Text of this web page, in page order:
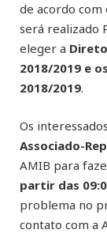
de acordo com
será realizado
eleger a
2018/2019 e
2018/2019.
Os
Associado-
AMIB para
partir das
problema no
contato com a